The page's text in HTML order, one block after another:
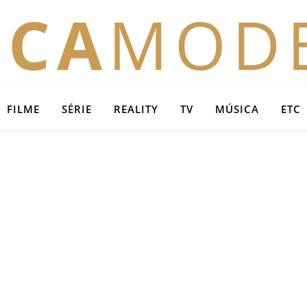
FILME SÉRIE REALITY TV MÚSICA ETC